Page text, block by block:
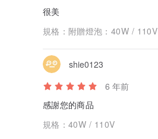
很美
規格： 附贈燈泡：40W / 110V
shie0123
6 年前
感謝您的商品
規格：40W / 110V